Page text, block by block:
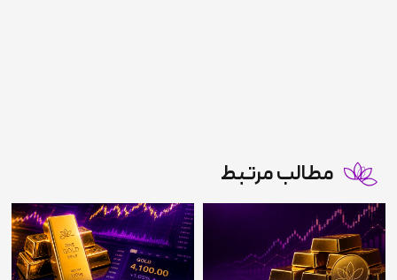
مطالب مرتبط